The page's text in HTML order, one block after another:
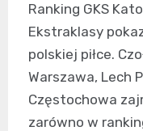
Ranking GKS
Ekstraklasy
polskiej piłce.
Warszawa, Lech
Częstochowa
zarówno w